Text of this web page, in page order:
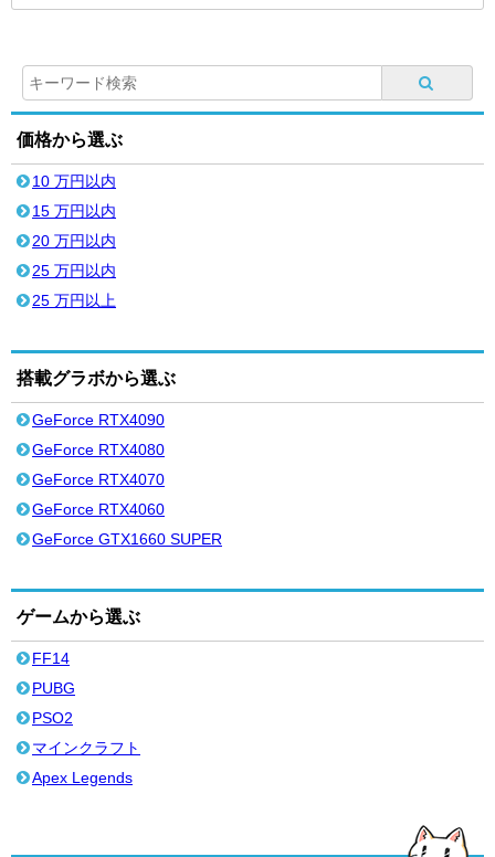
価格から選ぶ
10 万円以内
15 万円以内
20 万円以内
25 万円以内
25 万円以上
搭載グラボから選ぶ
GeForce RTX4090
GeForce RTX4080
GeForce RTX4070
GeForce RTX4060
GeForce GTX1660 SUPER
ゲームから選ぶ
FF14
PUBG
PSO2
マインクラフト
Apex Legends